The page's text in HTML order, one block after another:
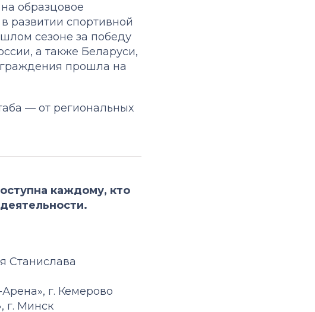
образцовое
развитии спортивной
сезоне за победу
а также Беларуси,
прошла на
— от региональных
каждому, кто
Станислава
г. Кемерово
г. Минск